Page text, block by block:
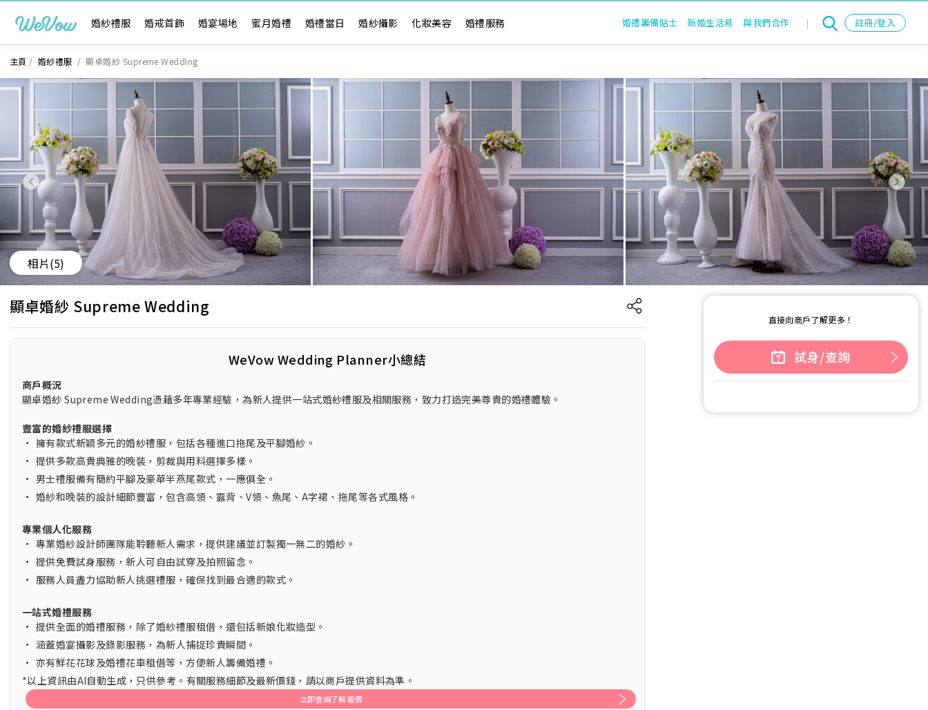
婚紗禮服 婚戒首飾 婚宴場地 蜜月婚禮 婚禮當日 婚紗攝影 化妝美容 婚禮服務 婚禮籌備貼士 新婚生活易 與我們合作 | 註冊/登入
主頁 / 婚紗禮服 /顯卓婚紗 Supreme Wedding
相片(5)
顯卓婚紗 Supreme Wedding
WeVow Wedding Planner小總結
商戶概況
顯卓婚紗 Supreme Wedding憑藉多年專業經驗，為新人提供一站式婚紗禮服及相關服務，致力打造完美尊貴的婚禮體驗。
豐富的婚紗禮服選擇
• 擁有款式新穎多元的婚紗禮服，包括各種進口拖尾及平腳婚紗。
• 提供多款高貴典雅的晚裝，剪裁與用料選擇多樣。
• 男士禮服備有簡約平腳及豪華半燕尾款式，一應俱全。
• 婚紗和晚裝的設計細節豐富，包含高領、露背、V領、魚尾、A字裙、拖尾等各式風格。
專業個人化服務
• 專業婚紗設計師團隊能聆聽新人需求，提供建議並訂製獨一無二的婚紗。
• 提供免費試身服務，新人可自由試穿及拍照留念。
• 服務人員盡力協助新人挑選禮服，確保找到最合適的款式。
一站式婚禮服務
• 提供全面的婚禮服務，除了婚紗禮服租借，還包括新娘化妝造型。
• 涵蓋婚宴攝影及錄影服務，為新人捕捉珍貴瞬間。
• 亦有鮮花花球及婚禮花車租借等，方便新人籌備婚禮。
*以上資訊由AI自動生成，只供參考。有關服務細節及最新價錢，請以商戶提供資料為準。
立即查詢了解報價
直接向商戶了解更多！
試身/查詢